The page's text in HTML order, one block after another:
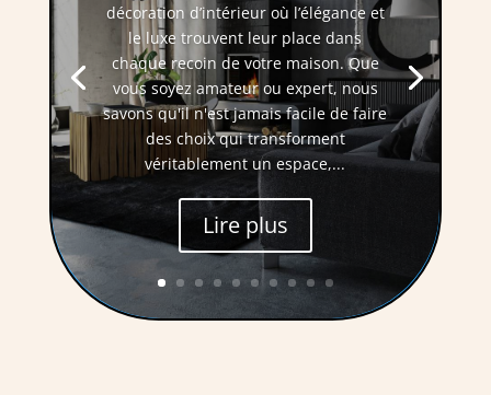
décoration d’intérieur où l’élégance et
le luxe trouvent leur place dans
chaque recoin de votre maison. Que
vous soyez amateur ou expert, nous
savons qu'il n'est jamais facile de faire
des choix qui transforment
véritablement un espace,...
Lire plus